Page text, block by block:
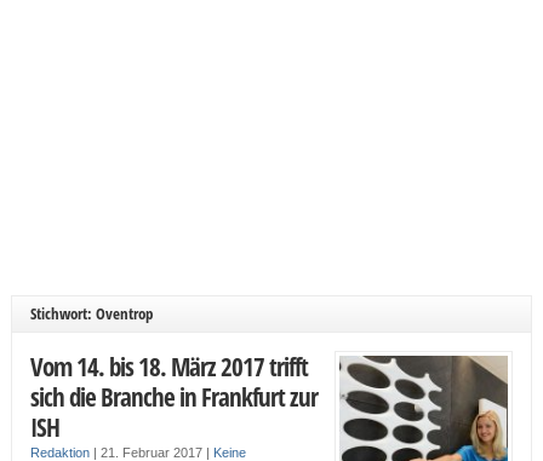
Stichwort: Oventrop
Vom 14. bis 18. März 2017 trifft
sich die Branche in Frankfurt zur
ISH
Redaktion| 21. Februar 2017 | Keine